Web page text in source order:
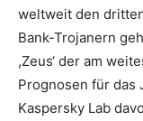
weltweit den
Bank-Trojanern
,Zeus‘ der am
Prognosen für das
Kaspersky Lab